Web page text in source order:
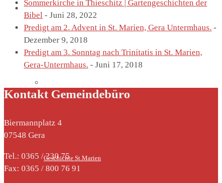
St. Marien
Geschichte St.Marien
Sommerkirche in Thieschitz | Gartengeschichten der
Bibel - Juni 28, 2022
Predigt am 2. Advent in St. Marien, Gera Untermhaus. -
Dezember 9, 2018
Predigt am 3. Sonntag nach Trinitatis in St. Marien,
Gera-Untermhaus. - Juni 17, 2018
Kontakt Gemeindebüro
Biermannplatz 4
07548 Gera
Tel.: 0365 / 230 75
Fax: 0365 / 800 76 91